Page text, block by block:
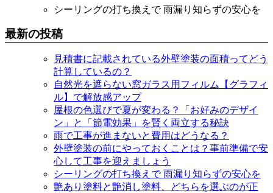
シーリングの打ち換えで 雨漏り知らずの安心を
最新の投稿
見積書に記載されている外壁塗装の面積ってどう
計算しているの？
自然光を遮らない窓ガラス用フィルム【グラフィ
ル】で解放感アップ
屋根の色選びで夏が変わる？「お好みのデザイ
ン」と「節電効果」を賢く両立する秘訣
雨で工事が進まないと費用はどうなる？
外壁塗装の前にやっておくことは？事前準備で安
心して工事を迎えましょう
シーリングの打ち換えで 雨漏り知らずの安心を
艶あり塗料と艶消し塗料、どちらを選ぶのが正